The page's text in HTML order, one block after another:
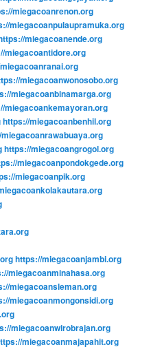
miegacoanrenon.org
miegacoanpulaupramuka.org
miegacoanende.org
miegacoantidore.org
miegacoanwonosobo.org
miegacoanbinamarga.org
miegacoankemayoran.org
https://miegacoanbenhil.org
https://miegacoangrogol.org
miegacoanpondokgede.org
miegacoanpik.org
https://miegacoanjambi.org
miegacoanminahasa.org
miegacoansleman.org
miegacoanmongonsidi.org
miegacoanwirobrajan.org
miegacoanmajapahit.org